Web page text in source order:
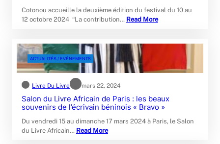
Cotonou accueille la deuxième édition du festival du 10 au
12 octobre 2024 “La contribution… Read More
ACTUALITÉS / EVÉNEMENTS
Livre Du Livre mars 22, 2024
Salon du Livre Africain de Paris : les beaux
souvenirs de l’écrivain béninois « Bravo »
Du vendredi 15 au dimanche 17 mars 2024 à Paris, le Salon
du Livre Africain… Read More